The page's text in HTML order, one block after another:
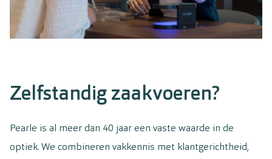
Zelfstandig zaakvoeren?
Pearle is al meer dan 40 jaar een vaste waarde in de
optiek. We combineren vakkennis met klantgerichtheid,